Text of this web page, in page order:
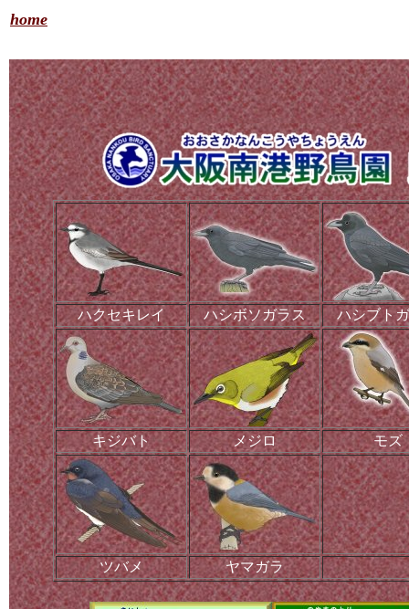
home
ハクセキレイ ハシボソガラス ハシブト
キジバト メジロ モズ
ツバメ ヤマガラ